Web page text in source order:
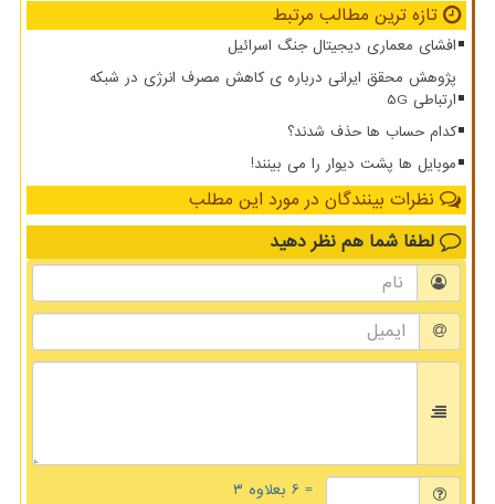
تازه ترین مطالب مرتبط
افشای معماری دیجیتال جنگ اسرائیل
پژوهش محقق ایرانی درباره ی کاهش مصرف انرژی در شبکه
ارتباطی 5G
کدام حساب ها حذف شدند؟
موبایل ها پشت دیوار را می بینند!
نظرات بینندگان در مورد این مطلب
لطفا شما هم نظر دهید
= ۶ بعلاوه ۳